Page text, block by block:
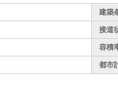
建築
接道
容積
都市